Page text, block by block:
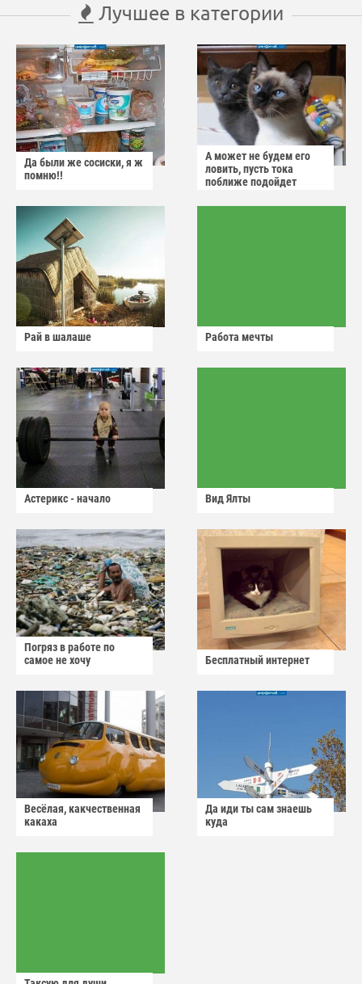
Лучшее в категории
Да были же сосиски, я ж
помню!!
А может не будем его
ловить, пусть тока
поближе подойдет
Рай в шалаше Работа мечты
Астерикс - начало Вид Ялты
Погряз в работе по
самое не хочу
Бесплатный интернет
Весёлая, какчественная
какаха
Да иди ты сам знаешь
куда